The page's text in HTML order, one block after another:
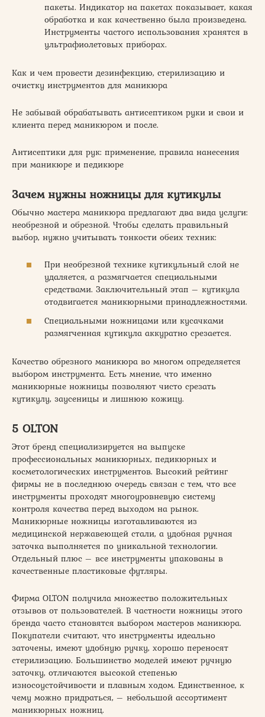
пакеты. Индикатор на пакетах показывает, какая
обработка и как качественно была произведена.
Инструменты частого использования хранятся в
ультрафиолетовых приборах.
Как и чем провести дезинфекцию, стерилизацию и
очистку инструментов для маникюра
Не забывай обрабатывать антисептиком руки и свои и
клиента перед маникюром и после.
Антисептики для рук: применение, правила нанесения
при маникюре и педикюре
Зачем нужны ножницы для кутикулы
Обычно мастера маникюра предлагают два вида услуги:
необрезной и обрезной. Чтобы сделать правильный
выбор, нужно учитывать тонкости обеих техник:
При необрезной технике кутикульный слой не
удаляется, а размягчается специальными
средствами. Заключительный этап – кутикула
отодвигается маникюрными принадлежностями.
Специальными ножницами или кусачками
размягченная кутикула аккуратно срезается.
Качество обрезного маникюра во многом определяется
выбором инструмента. Есть мнение, что именно
маникюрные ножницы позволяют чисто срезать
кутикулу, заусеницы и лишнюю кожицу.
5 OLTON
Этот бренд специализируется на выпуске
профессиональных маникюрных, педикюрных и
косметологических инструментов. Высокий рейтинг
фирмы не в последнюю очередь связан с тем, что все
инструменты проходят многоуровневую систему
контроля качества перед выходом на рынок.
Маникюрные ножницы изготавливаются из
медицинской нержавеющей стали, а удобная ручная
заточка выполняется по уникальной технологии.
Отдельный плюс – все инструменты упакованы в
качественные пластиковые футляры.
Фирма OLTON получила множество положительных
отзывов от пользователей. В частности ножницы этого
бренда часто становятся выбором мастеров маникюра.
Покупатели считают, что инструменты идеально
заточены, имеют удобную ручку, хорошо переносят
стерилизацию. Большинство моделей имеют ручную
заточку, отличаются высокой степенью
износоустойчивости и плавным ходом. Единственное, к
чему можно придраться, – небольшой ассортимент
маникюрных ножниц.